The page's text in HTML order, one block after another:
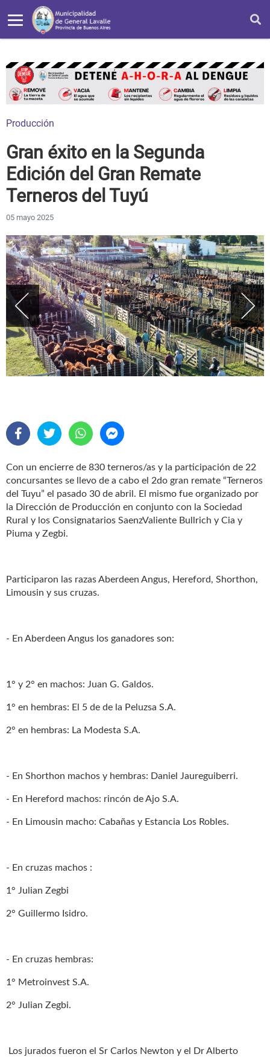
Producción
Gran éxito en la Segunda
Edición del Gran Remate
Terneros del Tuyú
05 mayo 2025
Con un encierre de 830 terneros/as y la participación de 22
concursantes se llevo de a cabo el 2do gran remate “Terneros
del Tuyu” el pasado 30 de abril. El mismo fue organizado por
la Dirección de Producción en conjunto con la Sociedad
Rural y los Consignatarios SaenzValiente Bullrich y Cia y
Piuma y Zegbi.
Participaron las razas Aberdeen Angus, Hereford, Shorthon,
Limousin y sus cruzas.
- En Aberdeen Angus los ganadores son:
1° y 2° en machos: Juan G. Galdos.
1° en hembras: El 5 de de la Peluzsa S.A.
2° en hembras: La Modesta S.A.
- En Shorthon machos y hembras: Daniel Jaureguiberri.
- En Hereford machos: rincón de Ajo S.A.
- En Limousin macho: Cabañas y Estancia Los Robles.
- En cruzas machos :
1° Julian Zegbi
2° Guillermo Isidro.
- En cruzas hembras:
1° Metroinvest S.A.
2° Julian Zegbi.
Los jurados fueron el Sr Carlos Newton y el Dr Alberto